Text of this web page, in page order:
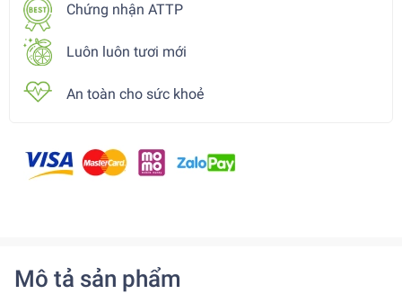
Chứng nhận ATTP
Luôn luôn tươi mới
An toàn cho sức khoẻ
Mô tả sản phẩm